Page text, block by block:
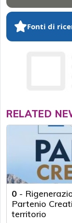
Fonti di
RELATED
0 -
Partenio
territorio